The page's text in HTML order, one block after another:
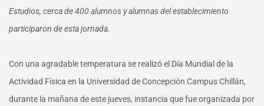
Mundial
Física
con
de
Estudios, cerca de 400 alumnos y alumnas del establecimiento
participaron de esta jornada.
Con una agradable temperatura se realizó el Día Mundial de la
Actividad Física en la Universidad de Concepción Campus Chillán,
durante la mañana de este jueves, instancia que fue organizada por